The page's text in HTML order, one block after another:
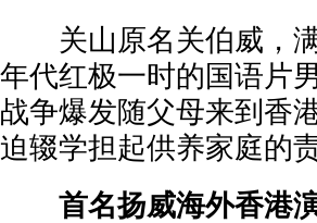
关山原名关伯威，满
年代红极一时的国语片
战争爆发随父母来到香
迫辍学担起供养家庭的责
首名扬威海外香港